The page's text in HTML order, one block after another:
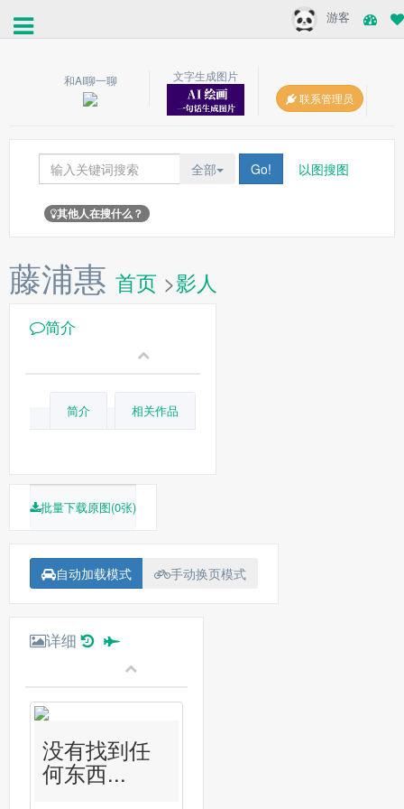
游客
和AI聊一聊
文字生成图片
联系管理员
全部 Go! 以图搜图
其他人在搜什么？
藤浦惠 首页 >影人
简介
简介 相关作品
批量下载原图(0张)
自动加载模式 手动换页模式
详细
没有找到任
何东西...